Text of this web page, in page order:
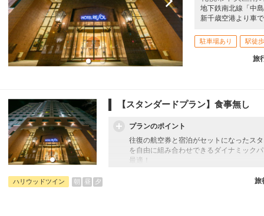
地下鉄南北線「中
新千歳空港より車
駐車場あり 駅徒
旅
【スタンダードプラン】食事無し
プランのポイント
往復の航空券と宿泊がセットになったス
を自由に組み合わせできるダイナミック
最適！
フライトは、安心のJAL（またはJALグ
ハリウッドツイン 朝 昼 夕 旅